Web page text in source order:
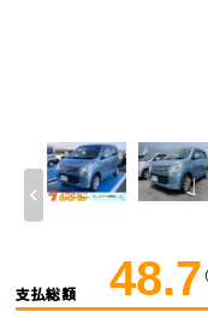
支払総額 48.7